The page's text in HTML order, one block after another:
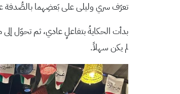
تعرّف سري وليلى على بَعضِهما بالصُّدفة
بدأت الحكايةُ بتفاعلٍ عادي، ثم تحوّل
لم يكن سهلاً.